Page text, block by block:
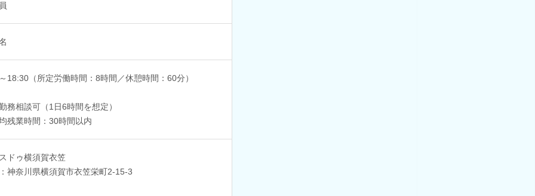
18:30（所定労働時間：8時間／休憩時間：60分）
務相談可（1日6時間を想定）
残業時間：30時間以内
ドゥ横須賀衣笠
神奈川県横須賀市衣笠栄町2-15-3